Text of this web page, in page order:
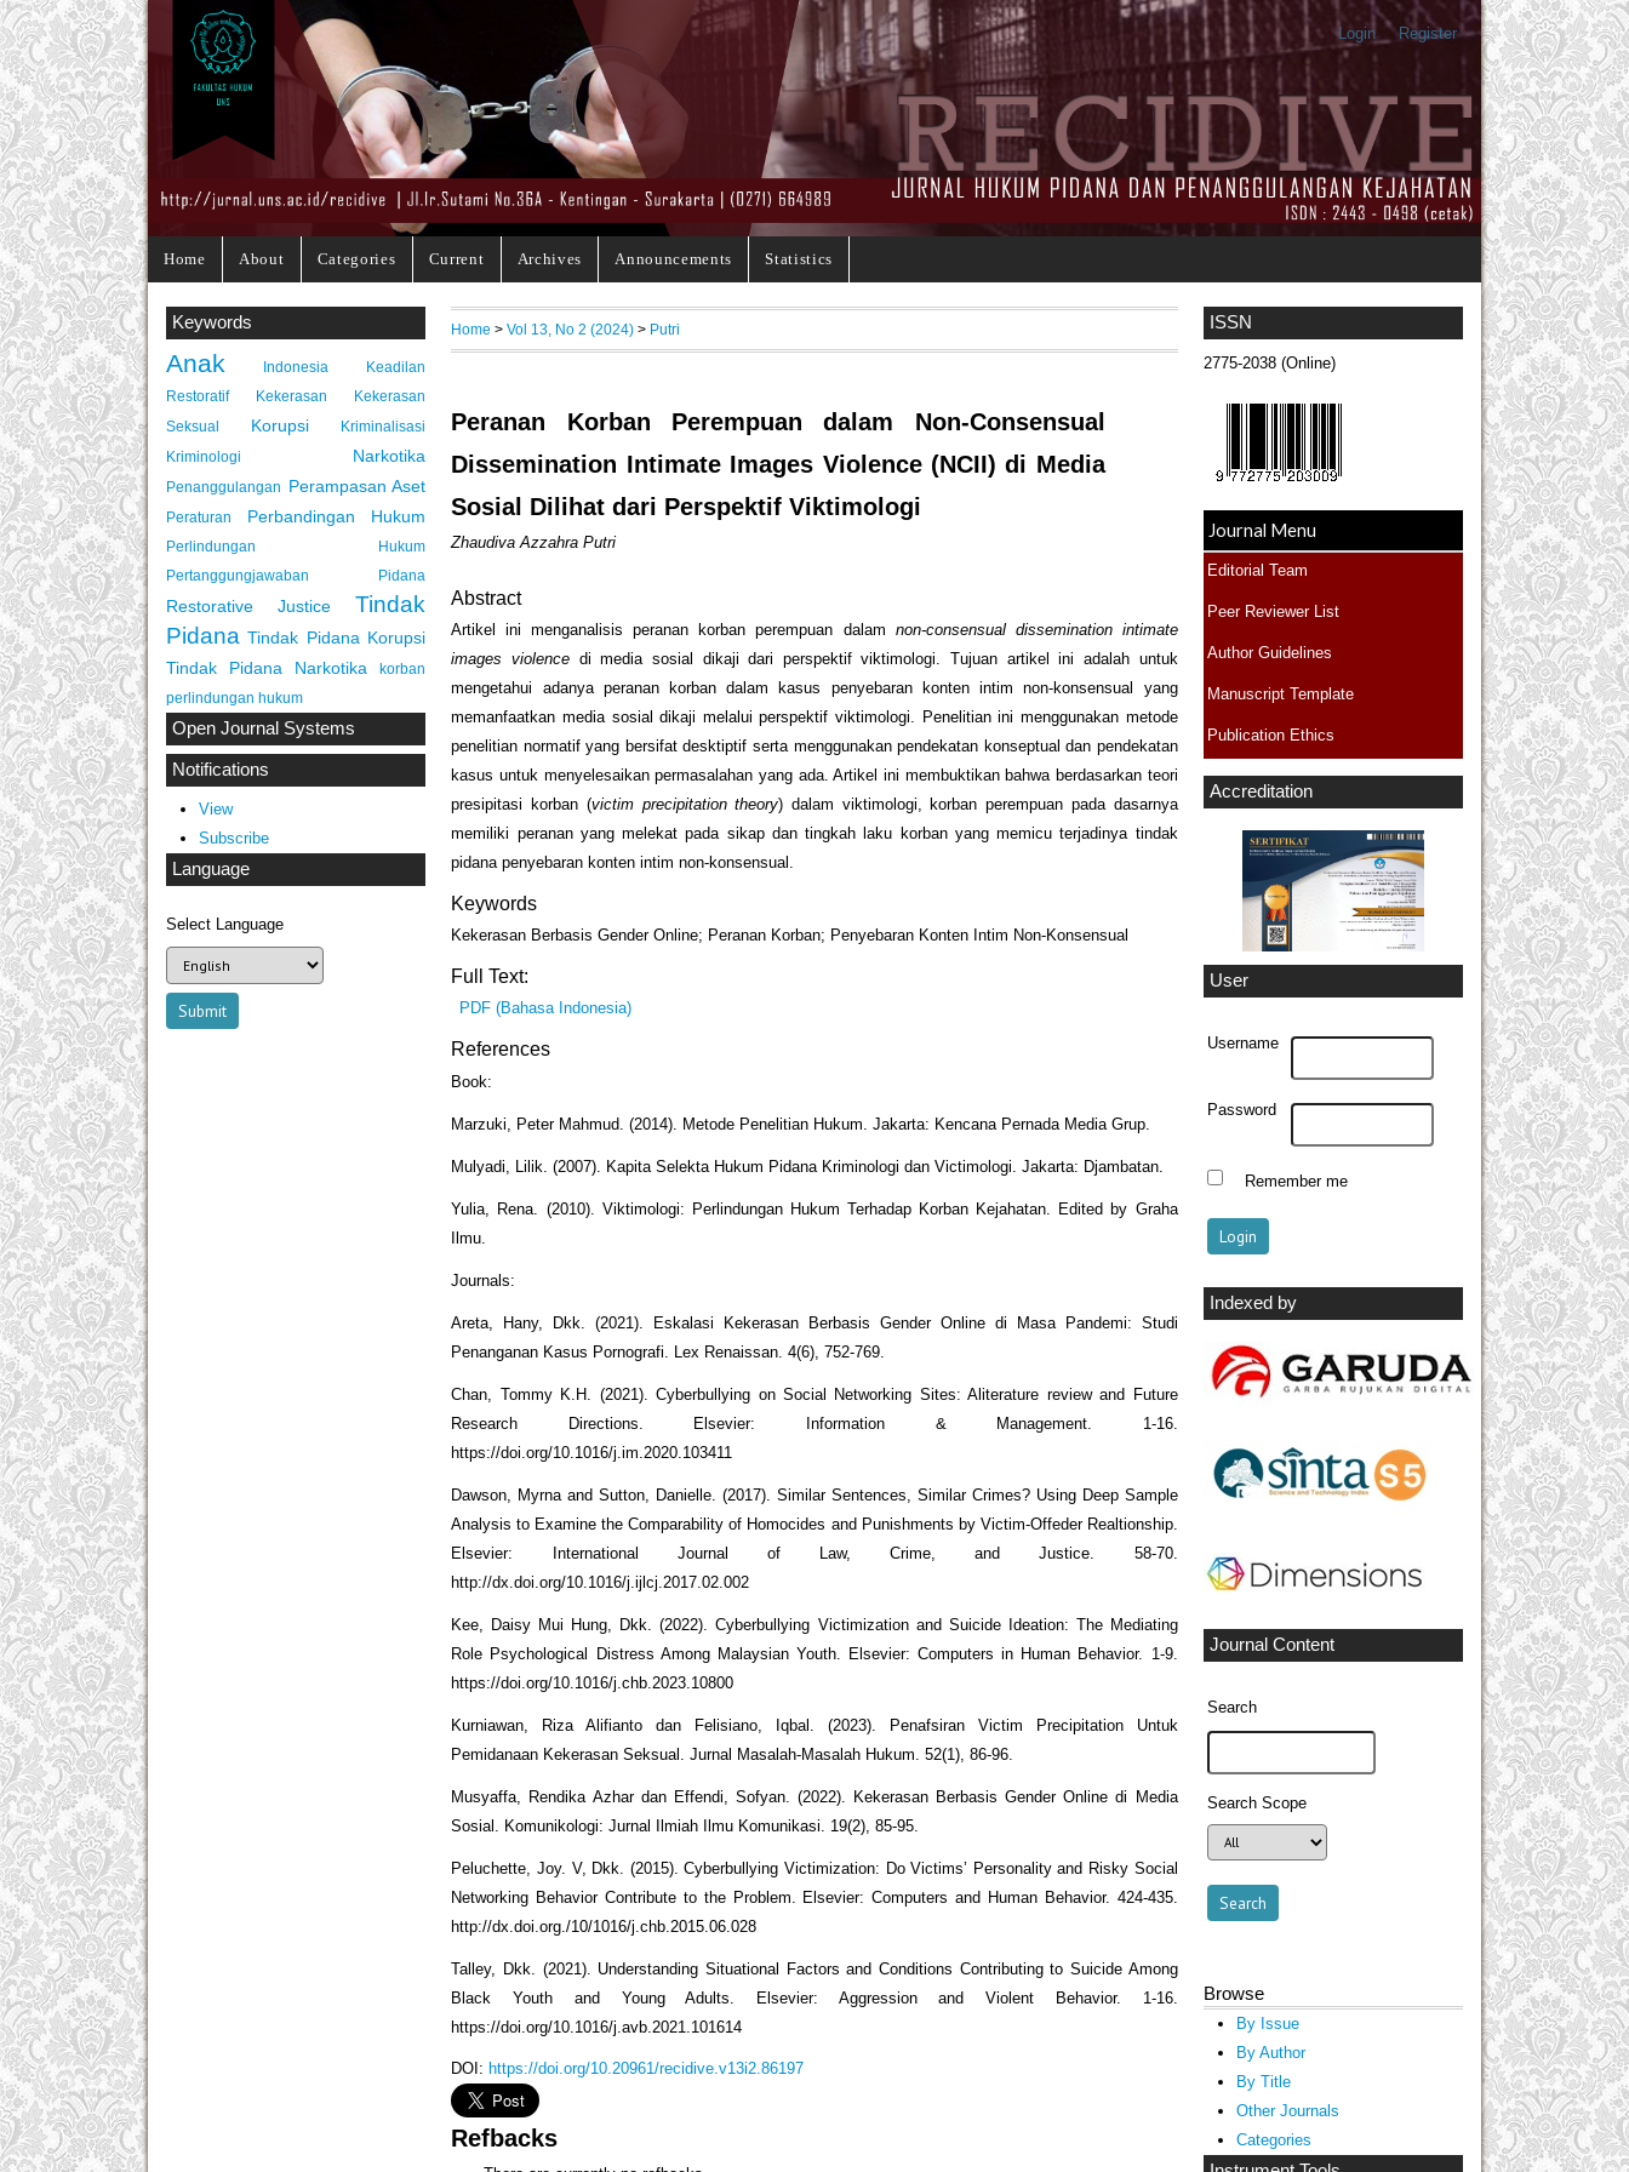
Login Register
Home About Categories Current Archives Announcements Statistics
ISSN
2775-2038 (Online)
Journal Menu
Editorial Team
Peer Reviewer List
Author Guidelines
Manuscript Template
Publication Ethics
Accreditation
User
Username
Password
Remember me
Indexed by
Journal Content
Search
Search Scope
Browse
By Issue
By Author
By Title
Other Journals
Categories
Keywords
Anak Indonesia
Keadilan
Restoratif
Kekerasan
Kekerasan
Seksual
Korupsi
Kriminalisasi
Kriminologi
Narkotika
Penanggulangan Perampasan Aset
Peraturan Perbandingan Hukum
Perlindungan Hukum
Pertanggungjawaban Pidana
Restorative Justice
Tindak
Pidana Tindak Pidana Korupsi
Tindak Pidana Narkotika
korban
perlindungan hukum
Open Journal Systems
Notifications
View
Subscribe
Language
Select Language
Home >Vol 13, No 2 (2024) > Putri
Peranan Korban Perempuan dalam Non-Consensual
Dissemination Intimate Images Violence (NCII) di Media
Sosial Dilihat dari Perspektif Viktimologi
Zhaudiva Azzahra Putri
Abstract
Artikel ini menganalisis peranan korban perempuan dalam non-consensual dissemination intimate
images violence di media sosial dikaji dari perspektif viktimologi. Tujuan artikel ini adalah untuk
mengetahui adanya peranan korban dalam kasus penyebaran konten intim non-konsensual yang
memanfaatkan media sosial dikaji melalui perspektif viktimologi. Penelitian ini menggunakan metode
penelitian normatif yang bersifat desktiptif serta menggunakan pendekatan konseptual dan pendekatan
kasus untuk menyelesaikan permasalahan yang ada. Artikel ini membuktikan bahwa berdasarkan teori
presipitasi korban (victim precipitation theory) dalam viktimologi, korban perempuan pada dasarnya
memiliki peranan yang melekat pada sikap dan tingkah laku korban yang memicu terjadinya tindak
pidana penyebaran konten intim non-konsensual.
Keywords
Kekerasan Berbasis Gender Online; Peranan Korban; Penyebaran Konten Intim Non-Konsensual
Full Text:
PDF (Bahasa Indonesia)
References
Book:
Marzuki, Peter Mahmud. (2014). Metode Penelitian Hukum. Jakarta: Kencana Pernada Media Grup.
Mulyadi, Lilik. (2007). Kapita Selekta Hukum Pidana Kriminologi dan Victimologi. Jakarta: Djambatan.
Yulia, Rena. (2010). Viktimologi: Perlindungan Hukum Terhadap Korban Kejahatan. Edited by Graha
Ilmu.
Journals:
Areta, Hany, Dkk. (2021). Eskalasi Kekerasan Berbasis Gender Online di Masa Pandemi: Studi
Penanganan Kasus Pornografi. Lex Renaissan. 4(6), 752-769.
Chan, Tommy K.H. (2021). Cyberbullying on Social Networking Sites: Aliterature review and Future
Research Directions. Elsevier: Information & Management. 1-16.
https://doi.org/10.1016/j.im.2020.103411
Dawson, Myrna and Sutton, Danielle. (2017). Similar Sentences, Similar Crimes? Using Deep Sample
Analysis to Examine the Comparability of Homocides and Punishments by Victim-Offeder Realtionship.
Elsevier: International Journal of Law, Crime, and Justice. 58-70.
http://dx.doi.org/10.1016/j.ijlcj.2017.02.002
Kee, Daisy Mui Hung, Dkk. (2022). Cyberbullying Victimization and Suicide Ideation: The Mediating
Role Psychological Distress Among Malaysian Youth. Elsevier: Computers in Human Behavior. 1-9.
https://doi.org/10.1016/j.chb.2023.10800
Kurniawan, Riza Alifianto dan Felisiano, Iqbal. (2023). Penafsiran Victim Precipitation Untuk
Pemidanaan Kekerasan Seksual. Jurnal Masalah-Masalah Hukum. 52(1), 86-96.
Musyaffa, Rendika Azhar dan Effendi, Sofyan. (2022). Kekerasan Berbasis Gender Online di Media
Sosial. Komunikologi: Jurnal Ilmiah Ilmu Komunikasi. 19(2), 85-95.
Peluchette, Joy. V, Dkk. (2015). Cyberbullying Victimization: Do Victims’ Personality and Risky Social
Networking Behavior Contribute to the Problem. Elsevier: Computers and Human Behavior. 424-435.
http://dx.doi.org./10/1016/j.chb.2015.06.028
Talley, Dkk. (2021). Understanding Situational Factors and Conditions Contributing to Suicide Among
Black Youth and Young Adults. Elsevier: Aggression and Violent Behavior. 1-16.
https://doi.org/10.1016/j.avb.2021.101614
DOI: https://doi.org/10.20961/recidive.v13i2.86197
Refbacks